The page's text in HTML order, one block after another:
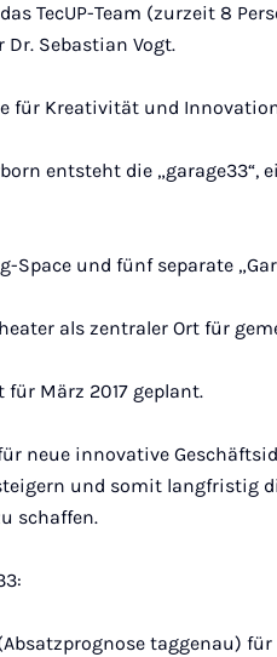
TecUP-Team (zurzeit 8
Dr. Sebastian Vogt.
für Kreativität und
entsteht die „garage33“,
Space und fünf separate
als zentraler Ort für
März 2017 geplant.
neue innovative
und somit langfristig
schaffen.
taggenau)